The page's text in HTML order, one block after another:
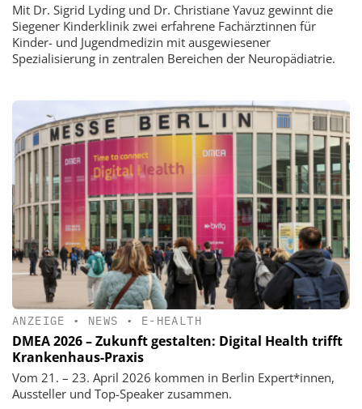
Mit Dr. Sigrid Lyding und Dr. Christiane Yavuz gewinnt die
Siegener Kinderklinik zwei erfahrene Fachärztinnen für
Kinder- und Jugendmedizin mit ausgewiesener
Spezialisierung in zentralen Bereichen der Neuropädiatrie.
ANZEIGE • NEWS • E-HEALTH
DMEA 2026 – Zukunft gestalten: Digital Health trifft
Krankenhaus-Praxis
Vom 21. – 23. April 2026 kommen in Berlin Expert*innen,
Aussteller und Top-Speaker zusammen.